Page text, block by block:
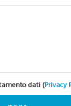
dati (Privacy